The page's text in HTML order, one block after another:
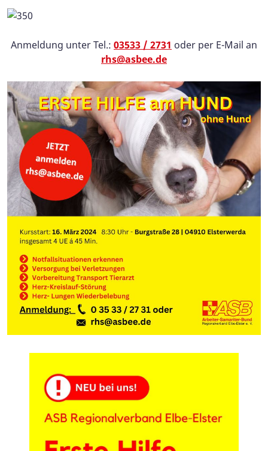
Anmeldung unter Tel.: 03533 / 2731 oder per E-Mail an
rhs@asbee.de